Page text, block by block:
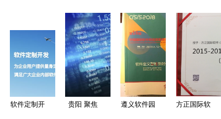
包服务如何
成为电商幕
软件外包公
司的短期影
响深远，或
加速服务转
型与新机遇
浮现
去？聊聊外
包公司的运
作模式和赚
钱之道
软件定制开
贵阳 聚焦
遵义软件园
方正国际软